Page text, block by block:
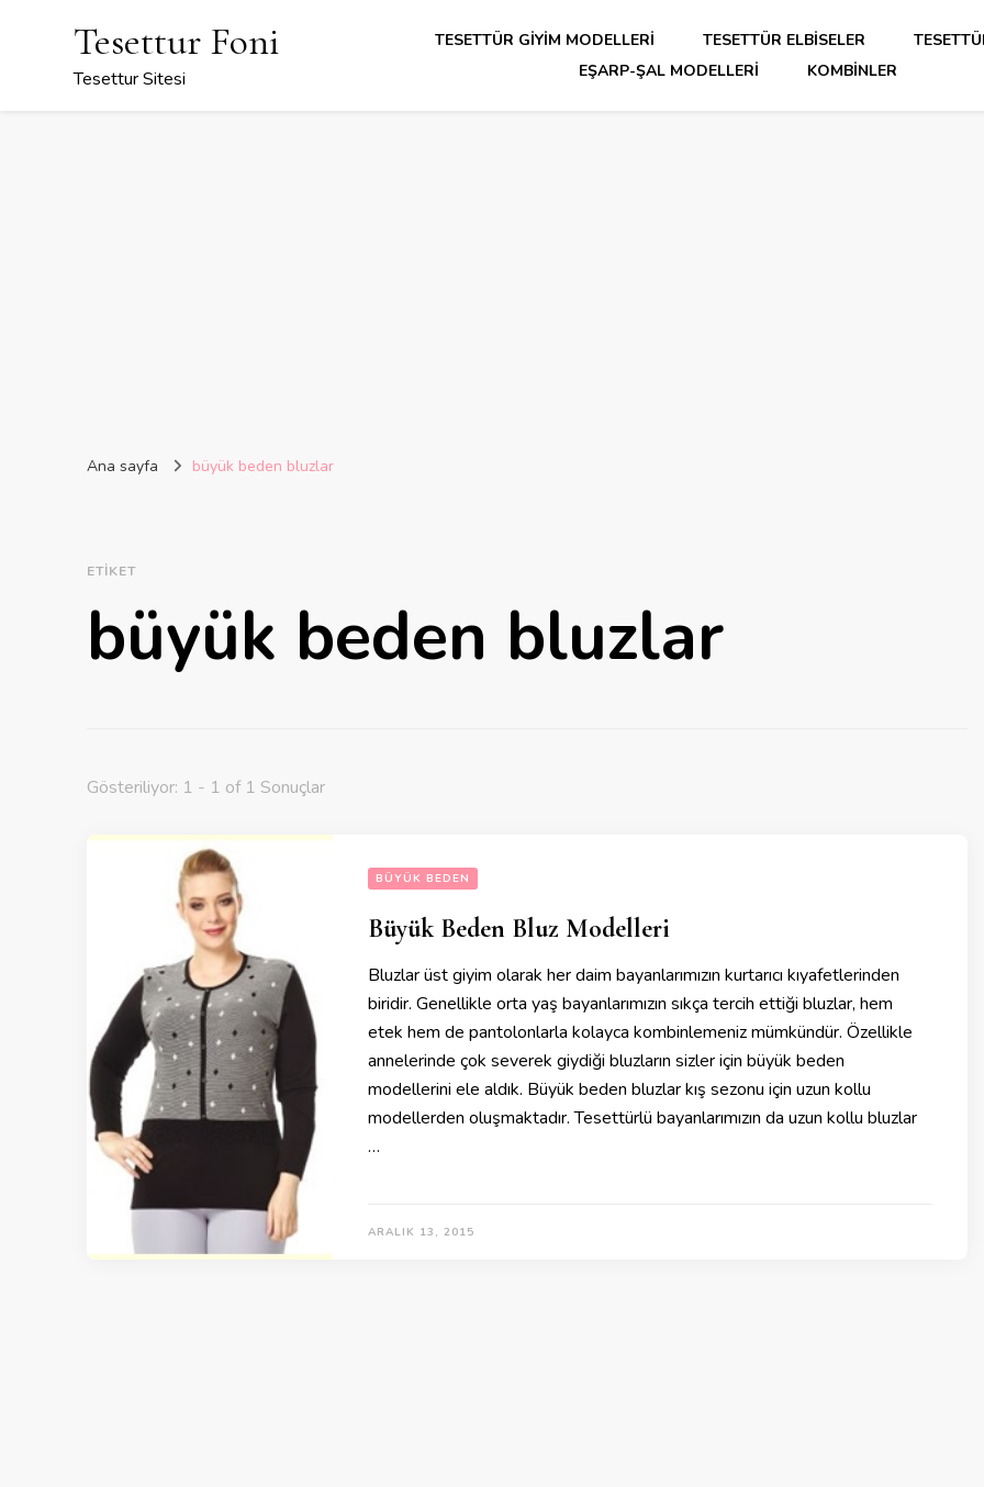
Tesettur Foni
Tesettur Sitesi
TESETTÜR GIYIM MODELLERI TESETTÜR ELBISELER
EŞARP-ŞAL MODELLERI
KOMBINLER
Ana sayfa büyük beden bluzlar
ETIKET
büyük beden bluzlar
Gösteriliyor: 1 - 1 of 1 Sonuçlar
BÜYÜK BEDEN
Büyük Beden Bluz Modelleri
Bluzlar üst giyim olarak her daim bayanlarımızın kurtarıcı kıyafetlerinden
biridir. Genellikle orta yaş bayanlarımızın sıkça tercih ettiği bluzlar, hem
etek hem de pantolonlarla kolayca kombinlemeniz mümkündür. Özellikle
annelerinde çok severek giydiği bluzların sizler için büyük beden
modellerini ele aldık. Büyük beden bluzlar kış sezonu için uzun kollu
modellerden oluşmaktadır. Tesettürlü bayanlarımızın da uzun kollu bluzlar
…
ARALIK 13, 2015